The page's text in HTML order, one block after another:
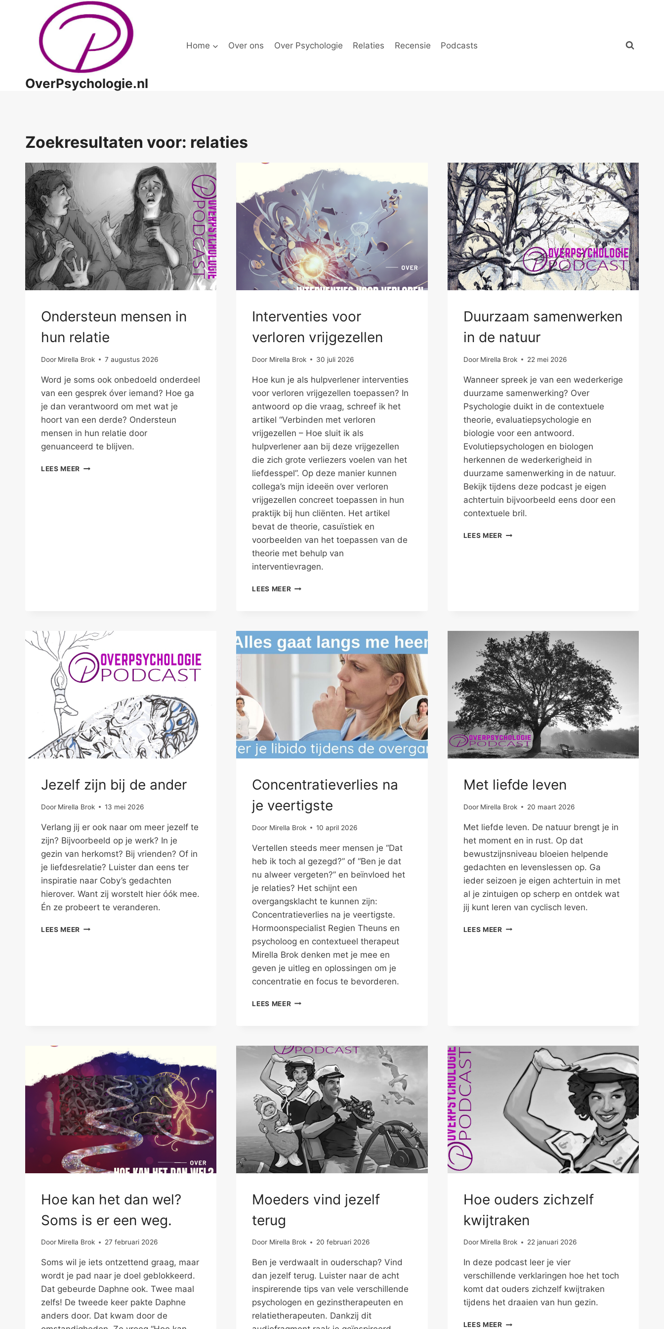
OverPsychologie.nl
Home Over ons Over Psychologie Relaties Recensie Podcasts
Zoekresultaten voor: relaties
Ondersteun mensen in
hun relatie
Door Mirella Brok 7 augustus 2026
Word je soms ook onbedoeld onderdeel
van een gesprek óver iemand? Hoe ga
je dan verantwoord om met wat je
hoort van een derde? Ondersteun
mensen in hun relatie door
genuanceerd te blijven.
LEES MEER ONDERSTEUN
Interventies voor
verloren vrijgezellen
Door Mirella Brok 30 juli 2026
Hoe kun je als hulpverlener interventies
voor verloren vrijgezellen toepassen? In
antwoord op die vraag, schreef ik het
artikel “Verbinden met verloren
vrijgezellen – Hoe sluit ik als
hulpverlener aan bij deze vrijgezellen
die zich grote verliezers voelen van het
liefdesspel”. Op deze manier kunnen
collega’s mijn ideeën over verloren
vrijgezellen concreet toepassen in hun
praktijk bij hun cliënten. Het artikel
bevat de theorie, casuïstiek en
voorbeelden van het toepassen van de
theorie met behulp van
interventievragen.
LEES MEERINTERVENTIES
Duurzaam samenwerken
in de natuur
Door Mirella Brok 22 mei 2026
Wanneer spreek je van een wederkerige
duurzame samenwerking? Over
Psychologie duikt in de contextuele
theorie, evaluatiepsychologie en
biologie voor een antwoord.
Evolutiepsychologen en biologen
herkennen de wederkerigheid in
duurzame samenwerking in de natuur.
Bekijk tijdens deze podcast je eigen
achtertuin bijvoorbeeld eens door een
contextuele bril.
LEES MEERDUURZAAM
Jezelf zijn bij de ander
Door Mirella Brok 13 mei 2026
Verlang jij er ook naar om meer jezelf te
zijn? Bijvoorbeeld op je werk? In je
gezin van herkomst? Bij vrienden? Of in
je liefdesrelatie? Luister dan eens ter
inspiratie naar Coby’s gedachten
hierover. Want zij worstelt hier óók mee.
Én ze probeert te veranderen.
LEES MEER JEZELF
Concentratieverlies na
je veertigste
Door Mirella Brok 10 april 2026
Vertellen steeds meer mensen je “Dat
heb ik toch al gezegd?” of “Ben je dat
nu alweer vergeten?” en beïnvloed het
je relaties? Het schijnt een
overgangsklacht te kunnen zijn:
Concentratieverlies na je veertigste.
Hormoonspecialist Regien Theuns en
psycholoog en contextueel therapeut
Mirella Brok denken met je mee en
geven je uitleg en oplossingen om je
concentratie en focus te bevorderen.
LEES MEERCONCENTRATIEVERLIES
Met liefde leven
Door Mirella Brok 20 maart 2026
Met liefde leven. De natuur brengt je in
het moment en in rust. Op dat
bewustzijnsniveau bloeien helpende
gedachten en levenslessen op. Ga
ieder seizoen je eigen achtertuin in met
al je zintuigen op scherp en ontdek wat
jij kunt leren van cyclisch leven.
LEES MEERMET
Hoe kan het dan wel?
Soms is er een weg.
Door Mirella Brok 27 februari 2026
Soms wil je iets ontzettend graag, maar
wordt je pad naar je doel geblokkeerd.
Dat gebeurde Daphne ook. Twee maal
zelfs! De tweede keer pakte Daphne
anders door. Dat kwam door de
Moeders vind jezelf
terug
Door Mirella Brok 20 februari 2026
Ben je verdwaalt in ouderschap? Vind
dan jezelf terug. Luister naar de acht
inspirerende tips van vele verschillende
psychologen en gezinstherapeuten en
relatietherapeuten. Dankzij dit
Hoe ouders zichzelf
kwijtraken
Door Mirella Brok 22 januari 2026
In deze podcast leer je vier
verschillende verklaringen hoe het toch
komt dat ouders zichzelf kwijtraken
tijdens het draaien van hun gezin.
LEES MEERHOE